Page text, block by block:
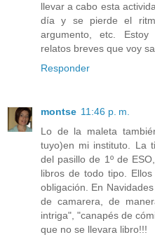
llevar a cabo esta
día y se pierde el
argumento, etc.
relatos breves que voy
Responder
montse 11:46 p. m.
Lo de la maleta
tuyo)en mi instituto. La
del pasillo de 1º de
libros de todo tipo.
obligación. En
de camarera, de
intriga", "canapés de
que no se llevara libro!!!